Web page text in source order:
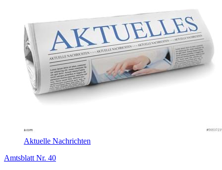
Aktuelle Nachrichten
Amtsblatt Nr. 40